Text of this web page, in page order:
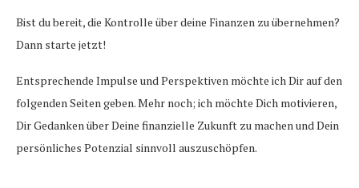
Bist du bereit, die Kontrolle über deine Finanzen zu übernehmen?
Dann starte jetzt!
Entsprechende Impulse und Perspektiven möchte ich Dir auf den
folgenden Seiten geben. Mehr noch; ich möchte Dich motivieren,
Dir Gedanken über Deine finanzielle Zukunft zu machen und Dein
persönliches Potenzial sinnvoll auszuschöpfen.